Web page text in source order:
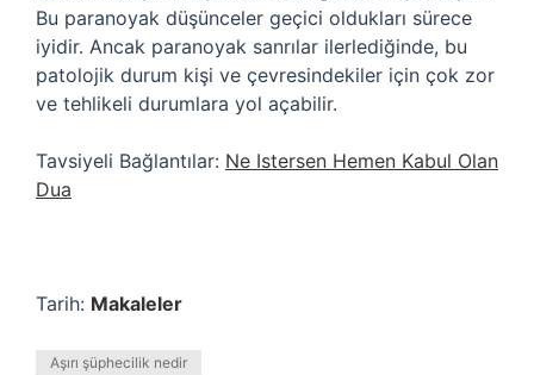
Bu paranoyak düşünceler geçici oldukları sürece
iyidir. Ancak paranoyak sanrılar ilerlediğinde, bu
patolojik durum kişi ve çevresindekiler için çok zor
ve tehlikeli durumlara yol açabilir.
Tavsiyeli Bağlantılar: Ne Istersen Hemen Kabul Olan
Dua
Tarih: Makaleler
Aşırı şüphecilik nedir